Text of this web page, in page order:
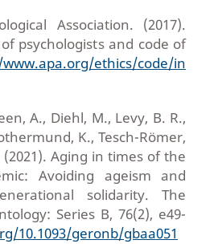
Association. (2017).
psychologists and code of
ethics/code/in
A., Diehl, M., Levy, B. R.,
K., Tesch-Römer,
(2021). Aging in times of the
Avoiding ageism and
solidarity. The
Series B, 76(2), e49-
10.1093/geronb/gbaa051